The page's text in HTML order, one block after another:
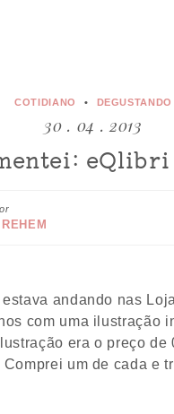
COTIDIANO DEGUSTANDO
30 . 04 . 2013
andando nas
com uma ilustração
era o preço de
um de cada e